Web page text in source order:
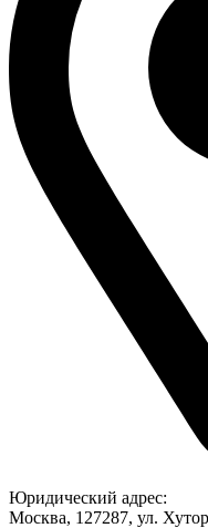
Юридический адрес:
Москва, 127287, ул.